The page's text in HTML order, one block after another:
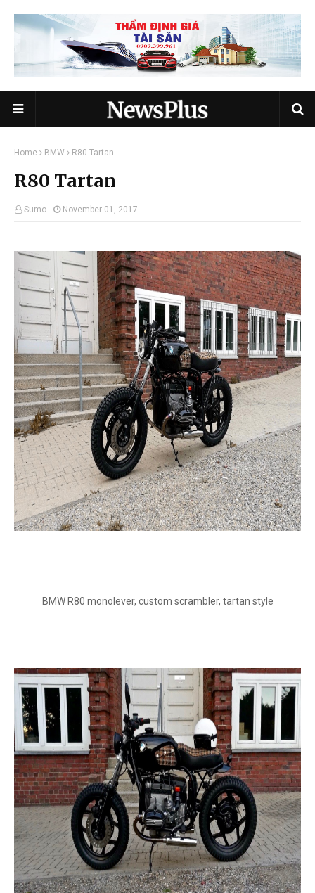
Home BMW R80 Tartan
R80 Tartan
Sumo November 01, 2017
BMW R80 monolever, custom scrambler, tartan style